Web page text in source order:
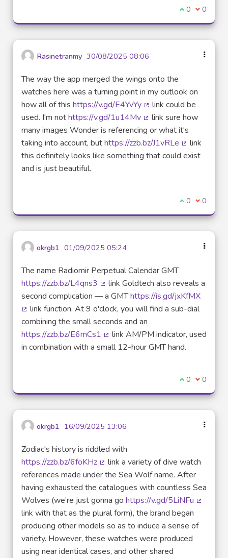
Je suis
0 Je ne
0
Rasinetranmy 30/08/2025 08:06
The way the app merged the wings onto the
watches here was a turning point in my outlook on
how all of this https://v.gd/E4YvYy
(Lien externe)
link could be
used. I'm nothttps://v.gd/1u14Mv
(Lien externe)
link sure how
many images Wonder is referencing or what it's
taking into account, buthttps://zzb.bz/J1vRLe
(Lien
link
this definitely looks like something that could exist
and is just beautiful.
Je suis
0 Je ne
0
okrgb1 01/09/2025 05:24
The name Radiomir Perpetual Calendar GMT
https://zzb.bz/L4qns3
(Lien externe)
link Goldtech also reveals a
second complication — a GMThttps://is.gd/jxKfMX
(Lien externe)
link function. At 9 o'clock, you will find a sub-dial
combining the small seconds and an
https://zzb.bz/E6mCs1
(Lien externe)
link AM/PM indicator, used
in combination with a small 12-hour GMT hand.
Je suis
0 Je ne
0
okrgb1 16/09/2025 13:06
Zodiac's history is riddled with
https://zzb.bz/6foKHz
(Lien externe)
link a variety of dive watch
references made under the Sea Wolf name. After
having exhausted the catalogues with countless Sea
Wolves (we’re just gonna go https://v.gd/5LiNFu
link with that as the plural form), the brand began
producing other models so as to induce a sense of
variety. However, these watches were produced
using near identical cases, and other shared